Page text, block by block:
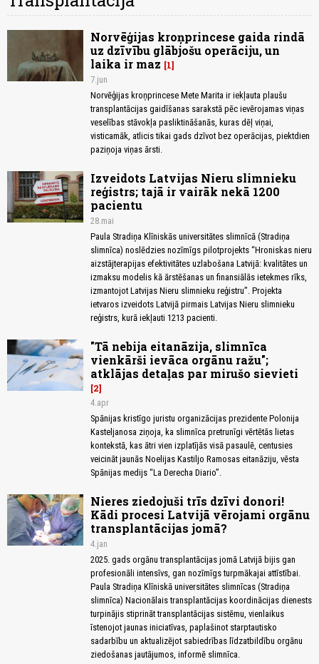
Norvēģijas kroņprincese gaida rindā
uz dzīvību glābjošu operāciju, un
laika ir maz
1
7.jun
Norvēģijas kroņprincese Mete Marita ir iekļauta plaušu
transplantācijas gaidīšanas sarakstā pēc ievērojamas viņas
veselības stāvokļa pasliktināšanās, kuras dēļ viņai,
visticamāk, atlicis tikai gads dzīvot bez operācijas, piektdien
paziņoja viņas ārsti.
Izveidots Latvijas Nieru slimnieku
reģistrs; tajā ir vairāk nekā 1200
pacientu
28.mai
Paula Stradiņa Klīniskās universitātes slimnīcā (Stradiņa
slimnīca) noslēdzies nozīmīgs pilotprojekts “Hroniskas nieru
aizstājterapijas efektivitātes uzlabošana Latvijā: kvalitātes un
izmaksu modelis kā ārstēšanas un finansiālās ietekmes rīks,
izmantojot Latvijas Nieru slimnieku reģistru”. Projekta
ietvaros izveidots Latvijā pirmais Latvijas Nieru slimnieku
reģistrs, kurā iekļauti 1213 pacienti.
"Tā nebija eitanāzija, slimnīca
vienkārši ievāca orgānu ražu";
atklājas detaļas par mirušo sievieti
2
4.apr
Spānijas kristīgo juristu organizācijas prezidente Polonija
Kasteljanosa ziņoja, ka slimnīca pretrunīgi vērtētās lietas
kontekstā, kas ātri vien izplatījās visā pasaulē, centusies
veicināt jaunās Noelijas Kastiljo Ramosas eitanāziju, vēsta
Spānijas medijs “La Derecha Diario”.
Nieres ziedojuši trīs dzīvi donori!
Kādi procesi Latvijā vērojami orgānu
transplantācijas jomā?
4.jan
2025. gads orgānu transplantācijas jomā Latvijā bijis gan
profesionāli intensīvs, gan nozīmīgs turpmākajai attīstībai.
Paula Stradiņa Klīniskā universitātes slimnīcas (Stradiņa
slimnīca) Nacionālais transplantācijas koordinācijas dienests
turpinājis stiprināt transplantācijas sistēmu, vienlaikus
īstenojot jaunas iniciatīvas, paplašinot starptautisko
sadarbību un aktualizējot sabiedrības līdzatbildību orgānu
ziedošanas jautājumos, informē slimnīca.